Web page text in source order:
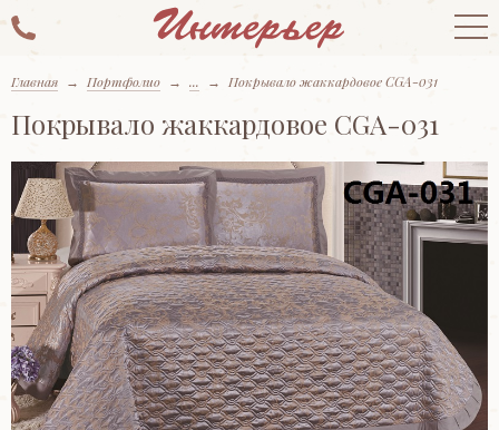
Главная → Портфолио → ... → Покрывало жаккардовое CGA-031
Покрывало жаккардовое CGA-031